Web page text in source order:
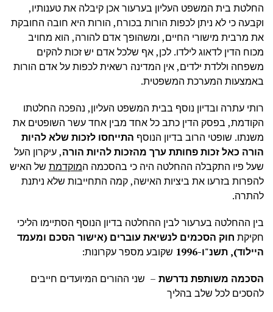
החלטת בית המשפט העליון בערעור אכן קיבלה את טענותיו,
וקבעה כי לא ניתן לכפות הורות בכורח, הורות היא חובה החובקת
את מרבית מישורי החיים, ומשהופך אדם להורה, הוא מחויב
מכוח הדין לדאוג לילדו. לכן, אף שלכל אדם יש זכות להקים
משפחה וללדת ילדים, אין המדינה רשאית לכפות על אדם הורות
באמצעות המערכת המשפטית.
רותי עתרה ובדיון נוסף בבית המשפט העליון, נהפכה החלטתו
הקודמת, בפסק הדין כתב כל אחד מבין אחד עשר השופטים את
משנתו. שופטי הרוב בדיון הנוסף התייחסו לזכות שלא להיות
הורה כאל זכות פחותת ערך מהזכות להיות הורה, עיקרון העל
שעל פיו התקבלה ההחלטה היה כי בהסכמה המוקדמת של האיש
להפרות בזרעו את ביציות האישה, קמה התחייבות שלא ניתנת
להתרה.
בין ההחלטה בערעור לבין ההחלטה בדיון הנוסף הסתיימו הליכי
חקיקת חוק הסכמים לנשיאת עוברים (אישור הסכם ומעמד
היילוד), תשנ"ו-1996
שקובע מספר עקרונות:
הסכמה משותפת נדרשת – שני ההורים המיועדים חייבים
להסכים לכל שלב בהליך